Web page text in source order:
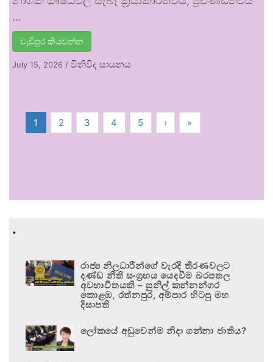
…
වැඩිපුර කියවන්න
July 15, 2026 / විනිවිද සායනය
1 2 3 4 5 › »
.
රාජ්‍ය නිලධාරීන්ගේ වැරදි තීරණවලට
දණ්ඩ නීති සංග්‍රහය යෙදවීම බරපතල
අවභාවිතයකි – සුනිල් කන්නන්ගර
කොළඹ, රත්නපුර, අම්පාර හිටපු මහ
දිසාපති
ලෝකයේ අඩුවෙන්ම නිදා ගන්නා ජාතිය?